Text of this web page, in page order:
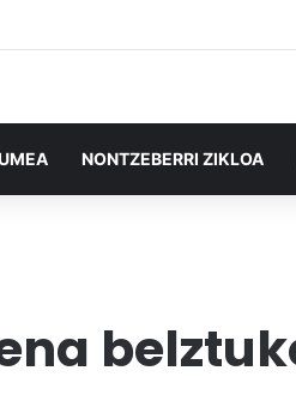
NONTZEBERRI ZIKLOA